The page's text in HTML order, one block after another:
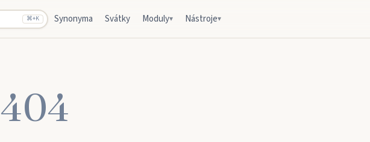
⌘+K Synonyma Svátky Moduly▾ Nástroje▾
404